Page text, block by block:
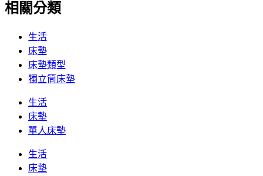
相關分類
生活
床墊
床墊類型
獨立筒床墊
生活
床墊
單人床墊
生活
床墊